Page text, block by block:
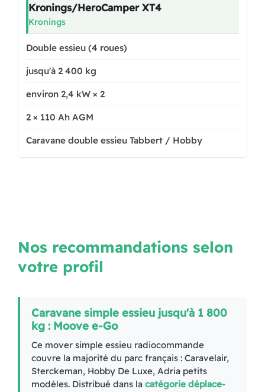
Kronings/HeroCamper XT4
Kronings
Double essieu (4 roues)
jusqu'à 2 400 kg
environ 2,4 kW × 2
2 × 110 Ah AGM
Caravane double essieu Tabbert / Hobby
Nos recommandations selon
votre profil
Caravane simple essieu jusqu'à 1 800
kg : Moove e-Go
Ce mover simple essieu radiocommande
couvre la majorité du parc français : Caravelair,
Sterckeman, Hobby De Luxe, Adria petits
modèles. Distribué dans lacatégorie déplace-